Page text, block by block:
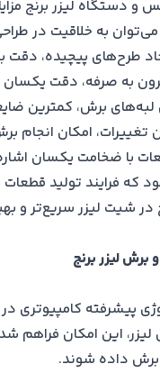
دستگاه لیزر برنج
می‌توان به خلاقیت در
طرح‌های پیچیده، دقت
به صرفه، دقت
لبه‌های برش، کمترین
تغییرات، امکان انجام
با ضخامت یکسان
که فرایند تولید قطعات
شیت لیزر سریع‌تر و
برش لیزر برنج
پیشرفته کامپیوتری
این امکان فراهم